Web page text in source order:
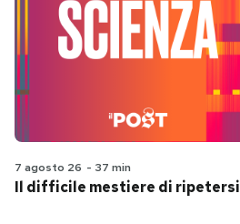
7 agosto 26 - 37 min
Il difficile mestiere di ripetersi